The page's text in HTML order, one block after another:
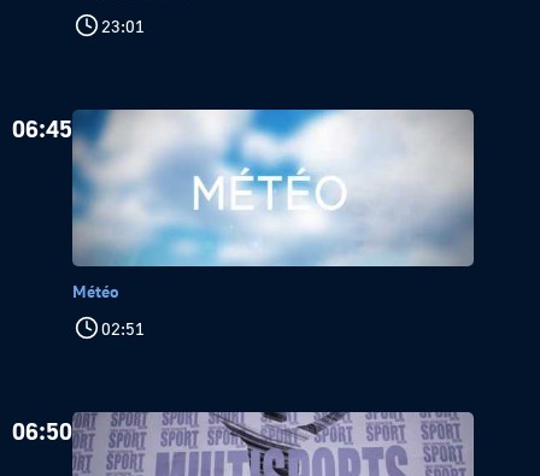
23:01
06:45
Météo
02:51
06:50